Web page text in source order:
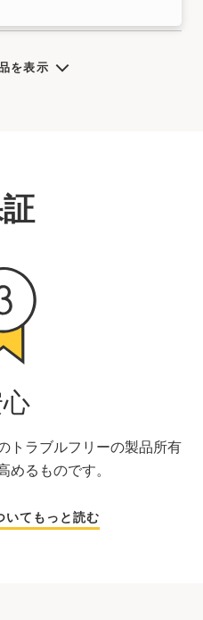
を表示
トラブルフリーの製品所有
るものです。
いてもっと読む